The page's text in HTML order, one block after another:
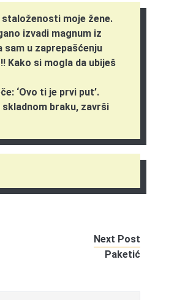
moje žene.
izvadi magnum iz
sam u zaprepašćenju
Kako si mogla da ubiješ
‘Ovo ti je prvi put’.
braku, završi
Next Post
Paketić